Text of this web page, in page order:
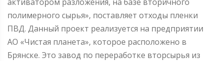
полимерного сырья», поставляет отходы пленки
ПВД. Данный проект реализуется на предприятии
АО «Чистая планета», которое расположено в
Брянске. Это завод по переработке вторсырья из